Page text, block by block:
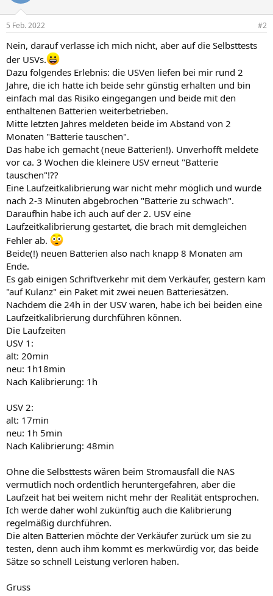
5 Feb. 2022 #2
Nein, darauf verlasse ich mich nicht, aber auf die Selbsttests
der USVs.
Dazu folgendes Erlebnis: die USVen liefen bei mir rund 2
Jahre, die ich hatte ich beide sehr günstig erhalten und bin
einfach mal das Risiko eingegangen und beide mit den
enthaltenen Batterien weiterbetrieben.
Mitte letzten Jahres meldeten beide im Abstand von 2
Monaten "Batterie tauschen".
Das habe ich gemacht (neue Batterien!). Unverhofft meldete
vor ca. 3 Wochen die kleinere USV erneut "Batterie
tauschen"!??
Eine Laufzeitkalibrierung war nicht mehr möglich und wurde
nach 2-3 Minuten abgebrochen "Batterie zu schwach".
Daraufhin habe ich auch auf der 2. USV eine
Laufzeitkalibrierung gestartet, die brach mit demgleichen
Fehler ab.
Beide(!) neuen Batterien also nach knapp 8 Monaten am
Ende.
Es gab einigen Schriftverkehr mit dem Verkäufer, gestern kam
"auf Kulanz" ein Paket mit zwei neuen Batteriesätzen.
Nachdem die 24h in der USV waren, habe ich bei beiden eine
Laufzeitkalibrierung durchführen können.
Die Laufzeiten
USV 1:
alt: 20min
neu: 1h18min
Nach Kalibrierung: 1h
USV 2:
alt: 17min
neu: 1h 5min
Nach Kalibrierung: 48min
Ohne die Selbsttests wären beim Stromausfall die NAS
vermutlich noch ordentlich heruntergefahren, aber die
Laufzeit hat bei weitem nicht mehr der Realität entsprochen.
Ich werde daher wohl zukünftig auch die Kalibrierung
regelmäßig durchführen.
Die alten Batterien möchte der Verkäufer zurück um sie zu
testen, denn auch ihm kommt es merkwürdig vor, das beide
Sätze so schnell Leistung verloren haben.
Gruss